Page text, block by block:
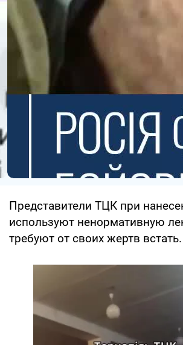
Представители ТЦК при
используют ненормативную
требуют от своих жертв встать.